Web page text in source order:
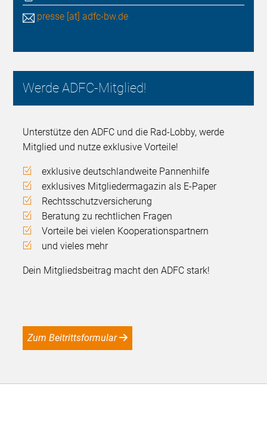
presse [at] adfc-bw.de
Werde ADFC-Mitglied!
Unterstütze den ADFC und die Rad-Lobby, werde
Mitglied und nutze exklusive Vorteile!
exklusive deutschlandweite Pannenhilfe
exklusives Mitgliedermagazin als E-Paper
Rechtsschutzversicherung
Beratung zu rechtlichen Fragen
Vorteile bei vielen Kooperationspartnern
und vieles mehr
Dein Mitgliedsbeitrag macht den ADFC stark!
Zum Beitrittsformular